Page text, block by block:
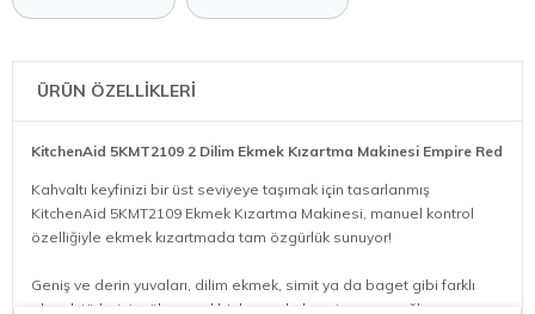
ÜRÜN ÖZELLİKLERİ
KitchenAid 5KMT2109 2 Dilim Ekmek Kızartma Makinesi Empire Red
Kahvaltı keyfinizi bir üst seviyeye taşımak için tasarlanmış
KitchenAid 5KMT2109 Ekmek Kızartma Makinesi, manuel kontrol
özelliğiyle ekmek kızartmada tam özgürlük sunuyor!
Geniş ve derin yuvaları, dilim ekmek, simit ya da baget gibi farklı
ekmek türlerini mükemmel bir kıvamda kızartmanızı sağlıyor.